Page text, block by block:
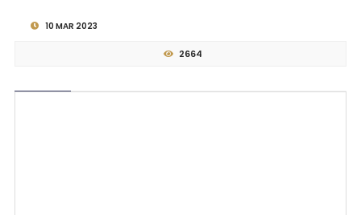
10 MAR 2023
2664